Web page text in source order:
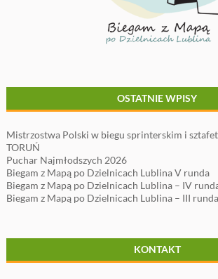
OSTATNIE WPISY
Mistrzostwa Polski w biegu sprinterskim i
TORUŃ
Puchar Najmłodszych 2026
Biegam z Mapą po Dzielnicach Lublina V runda
Biegam z Mapą po Dzielnicach Lublina – IV
Biegam z Mapą po Dzielnicach Lublina – III runda
KONTAKT